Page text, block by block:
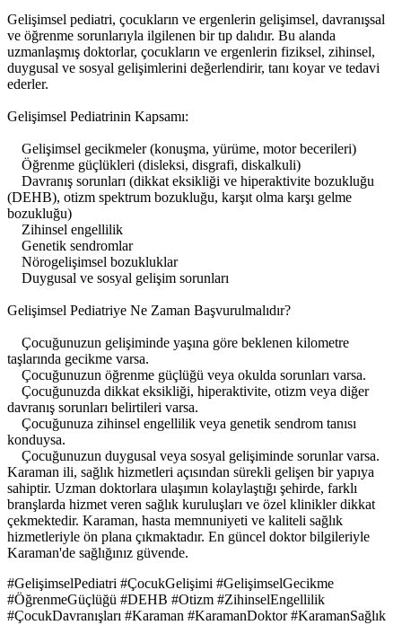
Gelişimsel pediatri, çocukların ve ergenlerin gelişimsel, davranışsal
ve öğrenme sorunlarıyla ilgilenen bir tıp dalıdır. Bu alanda
uzmanlaşmış doktorlar, çocukların ve ergenlerin fiziksel, zihinsel,
duygusal ve sosyal gelişimlerini değerlendirir, tanı koyar ve tedavi
ederler.
Gelişimsel Pediatrinin Kapsamı:
Gelişimsel gecikmeler (konuşma, yürüme, motor becerileri)
Öğrenme güçlükleri (disleksi, disgrafi, diskalkuli)
Davranış sorunları (dikkat eksikliği ve hiperaktivite bozukluğu
(DEHB), otizm spektrum bozukluğu, karşıt olma karşı gelme
bozukluğu)
Zihinsel engellilik
Genetik sendromlar
Nörogelişimsel bozukluklar
Duygusal ve sosyal gelişim sorunları
Gelişimsel Pediatriye Ne Zaman Başvurulmalıdır?
Çocuğunuzun gelişiminde yaşına göre beklenen kilometre
taşlarında gecikme varsa.
Çocuğunuzun öğrenme güçlüğü veya okulda sorunları varsa.
Çocuğunuzda dikkat eksikliği, hiperaktivite, otizm veya diğer
davranış sorunları belirtileri varsa.
Çocuğunuza zihinsel engellilik veya genetik sendrom tanısı
konduysa.
Çocuğunuzun duygusal veya sosyal gelişiminde sorunlar varsa.
Karaman ili, sağlık hizmetleri açısından sürekli gelişen bir yapıya
sahiptir. Uzman doktorlara ulaşımın kolaylaştığı şehirde, farklı
branşlarda hizmet veren sağlık kuruluşları ve özel klinikler dikkat
çekmektedir. Karaman, hasta memnuniyeti ve kaliteli sağlık
hizmetleriyle ön plana çıkmaktadır. En güncel doktor bilgileriyle
Karaman'de sağlığınız güvende.
#GelişimselPediatri #ÇocukGelişimi #GelişimselGecikme
#ÖğrenmeGüçlüğü #DEHB #Otizm #ZihinselEngellilik
#ÇocukDavranışları #Karaman #KaramanDoktor #KaramanSağlık